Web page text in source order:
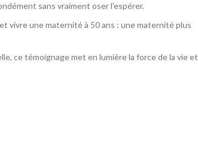
sans vraiment oser l’espérer.
vivre une maternité à 50 ans : une maternité plus
ce témoignage met en lumière la force de la vie et